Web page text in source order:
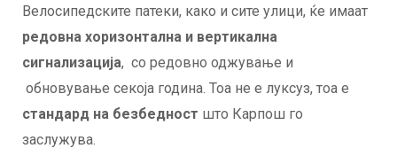
Велосипедските патеки, како и сите улици, ќе имаат
редовна хоризонтална и вертикална
сигнализација, со редовно оджување и
обновување секоја година. Тоа не е луксуз, тоа е
стандард на безбедност што Карпош го
заслужува.